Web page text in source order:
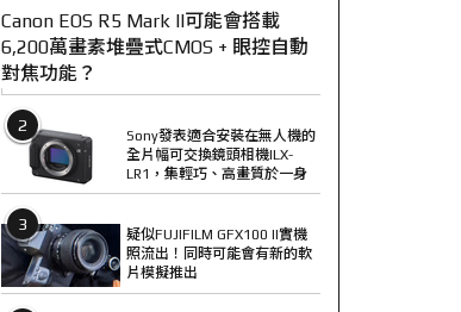
Canon EOS R5 Mark II可能會搭載
6,200萬畫素堆疊式CMOS + 眼控自動
對焦功能？
2
Sony發表適合安裝在無人機的
全片幅可交換鏡頭相機ILX-
LR1，集輕巧、高畫質於一身
3
疑似FUJIFILM GFX100 II實機
照流出！同時可能會有新的軟
片模擬推出